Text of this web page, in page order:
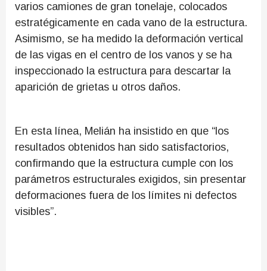
varios camiones de gran tonelaje, colocados
estratégicamente en cada vano de la estructura.
Asimismo, se ha medido la deformación vertical
de las vigas en el centro de los vanos y se ha
inspeccionado la estructura para descartar la
aparición de grietas u otros daños.
En esta línea, Melián ha insistido en que “los
resultados obtenidos han sido satisfactorios,
confirmando que la estructura cumple con los
parámetros estructurales exigidos, sin presentar
deformaciones fuera de los límites ni defectos
visibles”.